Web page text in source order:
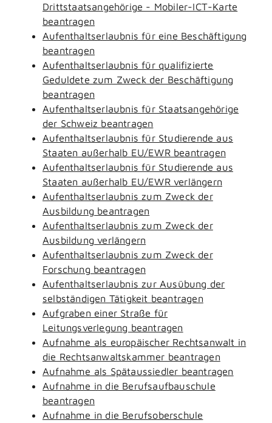
Drittstaatsangehörige - Mobiler-ICT-Karte
beantragen
Aufenthaltserlaubnis für eine Beschäftigung
beantragen
Aufenthaltserlaubnis für qualifizierte
Geduldete zum Zweck der Beschäftigung
beantragen
Aufenthaltserlaubnis für Staatsangehörige
der Schweiz beantragen
Aufenthaltserlaubnis für Studierende aus
Staaten außerhalb EU/EWR beantragen
Aufenthaltserlaubnis für Studierende aus
Staaten außerhalb EU/EWR verlängern
Aufenthaltserlaubnis zum Zweck der
Ausbildung beantragen
Aufenthaltserlaubnis zum Zweck der
Ausbildung verlängern
Aufenthaltserlaubnis zum Zweck der
Forschung beantragen
Aufenthaltserlaubnis zur Ausübung der
selbständigen Tätigkeit beantragen
Aufgraben einer Straße für
Leitungsverlegung beantragen
Aufnahme als europäischer Rechtsanwalt in
die Rechtsanwaltskammer beantragen
Aufnahme als Spätaussiedler beantragen
Aufnahme in die Berufsaufbauschule
beantragen
Aufnahme in die Berufsoberschule